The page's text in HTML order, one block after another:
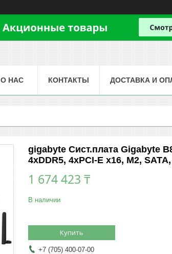
О НАС КОНТАКТЫ ДОСТАВКА И
gigabyte Сист.плата Gigabyte
4xDDR5, 4xPCI-E x16, M2,
1 674 423 ₸
В наличии
Купить
+7 (705) 400-07-00